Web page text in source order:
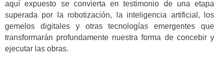
aquí expuesto se convierta en testimonio de una etapa
superada por la robotización, la inteligencia artificial, los
gemelos digitales y otras tecnologías emergentes que
transformarán profundamente nuestra forma de concebir y
ejecutar las obras.